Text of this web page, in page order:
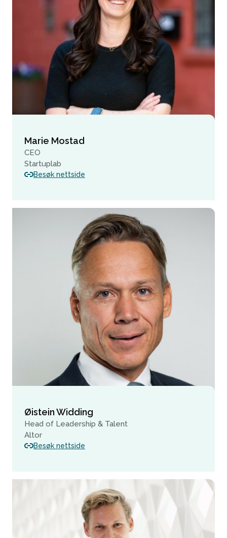
Marie Mostad
CEO
Startuplab
Besøk nettside
Øistein Widding
Head of Leadership & Talent
Altor
Besøk nettside